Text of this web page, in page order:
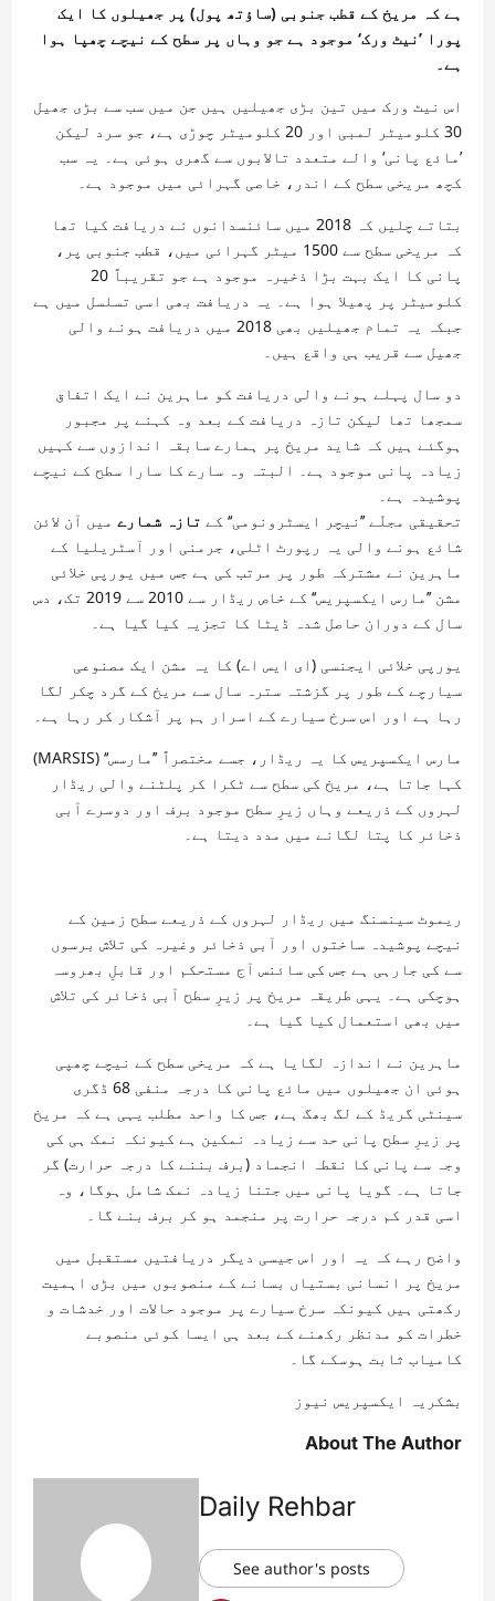
ہے کہ مریخ کے قطب جنوبی (ساؤتھ پول) پر جھیلوں کا ایک
پورا ’نیٹ ورک‘ موجود ہے جو وہاں پر سطح کے نیچے چھپا ہوا
ہے۔
اس نیٹ ورک میں تین بڑی جھیلیں ہیں جن میں سب سے بڑی جھیل
30 کلومیٹر لمبی اور 20 کلومیٹر چوڑی ہے، جو سرد لیکن
’مائع پانی‘ والے متعدد تالابوں سے گھری ہوئی ہے۔ یہ سب
کچھ مریخی سطح کے اندر، خاصی گہرائی میں موجود ہے۔
بتاتے چلیں کہ 2018 میں سائنسدانوں نے دریافت کیا تھا
کہ مریخی سطح سے 1500 میٹر گہرائی میں، قطب جنوبی پر،
پانی کا ایک بہت بڑا ذخیرہ موجود ہے جو تقریباً 20
کلومیٹر پر پھیلا ہوا ہے۔ یہ دریافت بھی اسی تسلسل میں ہے
جبکہ یہ تمام جھیلیں بھی 2018 میں دریافت ہونے والی
جھیل سے قریب ہی واقع ہیں۔
دو سال پہلے ہونے والی دریافت کو ماہرین نے ایک اتفاق
سمجھا تھا لیکن تازہ دریافت کے بعد وہ کہنے پر مجبور
ہوگئے ہیں کہ شاید مریخ پر ہمارے سابقہ اندازوں سے کہیں
زیادہ پانی موجود ہے۔ البتہ وہ سارے کا سارا سطح کے نیچے
پوشیدہ ہے۔
تحقیقی مجلّے ’’نیچر ایسٹرونومی‘‘ کے تازہ شمارے میں آن لائن
شائع ہونے والی یہ رپورٹ اٹلی، جرمنی اور آسٹریلیا کے
ماہرین نے مشترکہ طور پر مرتب کی ہے جس میں یورپی خلائی
مشن ’’مارس ایکسپریس‘‘ کے خاص ریڈار سے 2010 سے 2019 تک، دس
سال کے دوران حاصل شدہ ڈیٹا کا تجزیہ کیا گیا ہے۔
یورپی خلائی ایجنسی (ای ایس اے) کا یہ مشن ایک مصنوعی
سیارچے کے طور پر گزشتہ سترہ سال سے مریخ کے گرد چکر لگا
رہا ہے اور اس سرخ سیارے کے اسرار ہم پر آشکار کر رہا ہے۔
مارس ایکسپریس کا یہ ریڈار، جسے مختصراً ’’مارسس‘‘ (MARSIS)
کہا جاتا ہے، مریخ کی سطح سے ٹکرا کر پلٹنے والی ریڈار
لہروں کے ذریعے وہاں زیرِ سطح موجود برف اور دوسرے آبی
ذخائر کا پتا لگانے میں مدد دیتا ہے۔
ریموٹ سینسنگ میں ریڈار لہروں کے ذریعے سطح زمین کے
نیچے پوشیدہ ساختوں اور آبی ذخائر وغیرہ کی تلاش برسوں
سے کی جارہی ہے جس کی سائنس آج مستحکم اور قابلِ بھروسہ
ہوچکی ہے۔ یہی طریقہ مریخ پر زیرِ سطح آبی ذخائر کی تلاش
میں بھی استعمال کیا گیا ہے۔
ماہرین نے اندازہ لگایا ہے کہ مریخی سطح کے نیچے چھپی
ہوئی ان جھیلوں میں مائع پانی کا درجہ منفی 68 ڈگری
سینٹی گریڈ کے لگ بھگ ہے، جس کا واحد مطلب یہی ہے کہ مریخ
پر زیرِ سطح پانی حد سے زیادہ نمکین ہے کیونکہ نمک ہی کی
وجہ سے پانی کا نقطہ انجماد (برف بننے کا درجہ حرارت) گر
جاتا ہے۔ گویا پانی میں جتنا زیادہ نمک شامل ہوگا، وہ
اسی قدر کم درجہ حرارت پر منجمد ہو کر برف بنے گا۔
واضح رہے کہ یہ اور اس جیسی دیگر دریافتیں مستقبل میں
مریخ پر انسانی بستیاں بسانے کے منصوبوں میں بڑی اہمیت
رکھتی ہیں کیونکہ سرخ سیارے پر موجود حالات اور خدشات و
خطرات کو مدنظر رکھنے کے بعد ہی ایسا کوئی منصوبے
کامیاب ثابت ہوسکے گا۔
بشکریہ ایکسپریس نیوز
About The Author
Daily Rehbar
See author's posts